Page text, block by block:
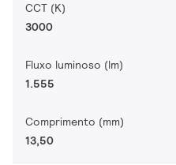
CCT (K)
3000
Fluxo luminoso (lm)
1.555
Comprimento (mm)
13,50